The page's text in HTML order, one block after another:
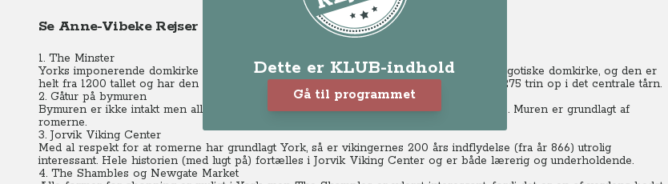
Se Anne-Vibeke Rejser - York
Dette er KLUB-indhold
Gå til programmet
1. The Minster
Yorks imponerende domkirke er uundgåelig og utrolig flot. Det er Nordeuropas største gotiske domkirke, og den er
helt fra 1200 tallet og har den fineste samling af glasmosaikker i hele England.
Der er 275 trin op i det centrale tårn.
2. Gåtur på bymuren
Bymuren er ikke intakt men alle dele er en fin gåtur, hvor du kommer lidt op i højderne. Muren er grundlagt af
romerne.
3. Jorvik Viking Center
Med al respekt for at romerne har grundlagt York, så er vikingernes 200 års indflydelse (fra år 866) utrolig
interessant. Hele historien (med lugt på) fortælles i Jorvik Viking Center og er både lærerig og underholdende.
4. The Shambles og Newgate Market